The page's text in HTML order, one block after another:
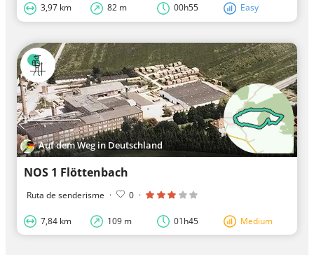
3,97 km 82 m 00h55 Easy
Auf dem Weg in Deutschland
NOS 1 Flöttenbach
Ruta de senderisme · 0 ·
7,84 km 109 m 01h45 Medium